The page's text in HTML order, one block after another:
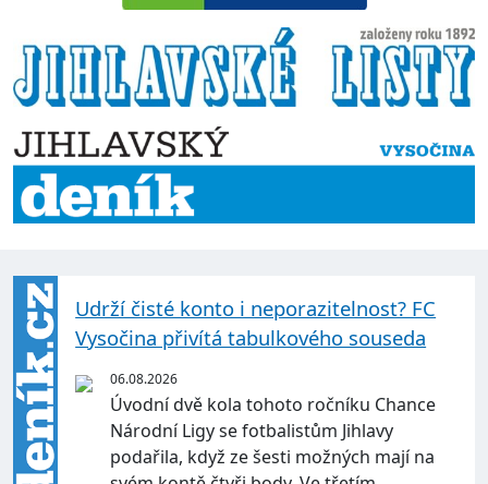
Udrží čisté konto i neporazitelnost? FC
Vysočina přivítá tabulkového souseda
06.08.2026
Úvodní dvě kola tohoto ročníku Chance
Národní Ligy se fotbalistům Jihlavy
podařila, když ze šesti možných mají na